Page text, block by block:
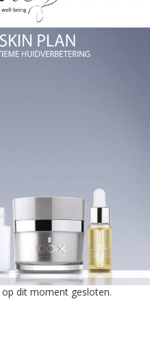
op dit moment gesloten.